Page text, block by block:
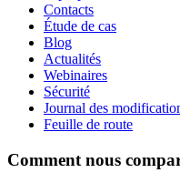
Contacts
Étude de cas
Blog
Actualités
Webinaires
Sécurité
Journal des
Feuille de route
Comment nous